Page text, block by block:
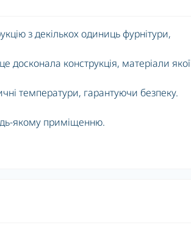
з декількох одиниць фурнітури,
досконала конструкція, матеріали якої
температури, гарантуючи безпеку.
якому приміщенню.